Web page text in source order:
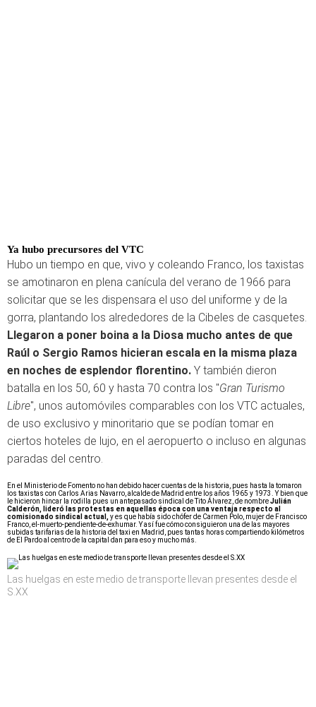
Ya hubo precursores del VTC
Hubo un tiempo en que, vivo y coleando Franco, los taxistas
se amotinaron en plena canícula del verano de 1966 para
solicitar que se les dispensara el uso del uniforme y de la
gorra, plantando los alrededores de la Cibeles de casquetes.
Llegaron a poner boina a la Diosa mucho antes de que
Raúl o Sergio Ramos hicieran escala en la misma plaza
en noches de esplendor florentino. Y también dieron
batalla en los 50, 60 y hasta 70 contra los "Gran Turismo
Libre", unos automóviles comparables con los VTC actuales,
de uso exclusivo y minoritario que se podían tomar en
ciertos hoteles de lujo, en el aeropuerto o incluso en algunas
paradas del centro.
En el Ministerio de Fomento no han debido hacer cuentas de la historia, pues hasta la tomaron
los taxistas con Carlos Arias Navarro, alcalde de Madrid entre los años 1965 y 1973. Y bien que
le hicieron hincar la rodilla pues un antepasado sindical de Tito Álvarez, de nombreJulián
Calderón, lideró las protestas en aquellas época con una ventaja respecto al
comisionado sindical actual,
y es que había sido chófer de Carmen Polo, mujer de Francisco
Franco, el-muerto-pendiente-de-exhumar. Y así fue cómo consiguieron una de las mayores
subidas tarifarias de la historia del taxi en Madrid, pues tantas horas compartiendo kilómetros
de El Pardo al centro de la capital dan para eso y mucho más.
Las huelgas en este medio de transporte llevan presentes desde el
S.XX